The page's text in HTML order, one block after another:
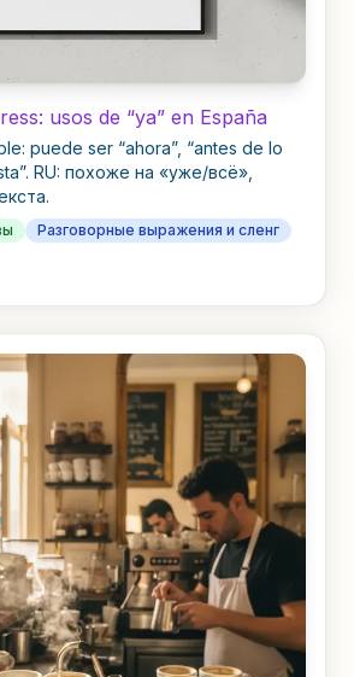
usos de “ya” en España
puede ser “ahora”, “antes de lo
RU: похоже на «уже/всё»,
Разговорные выражения и сленг